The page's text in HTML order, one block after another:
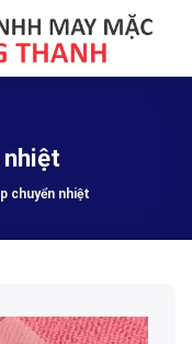
nhiệt
chuyển nhiệt